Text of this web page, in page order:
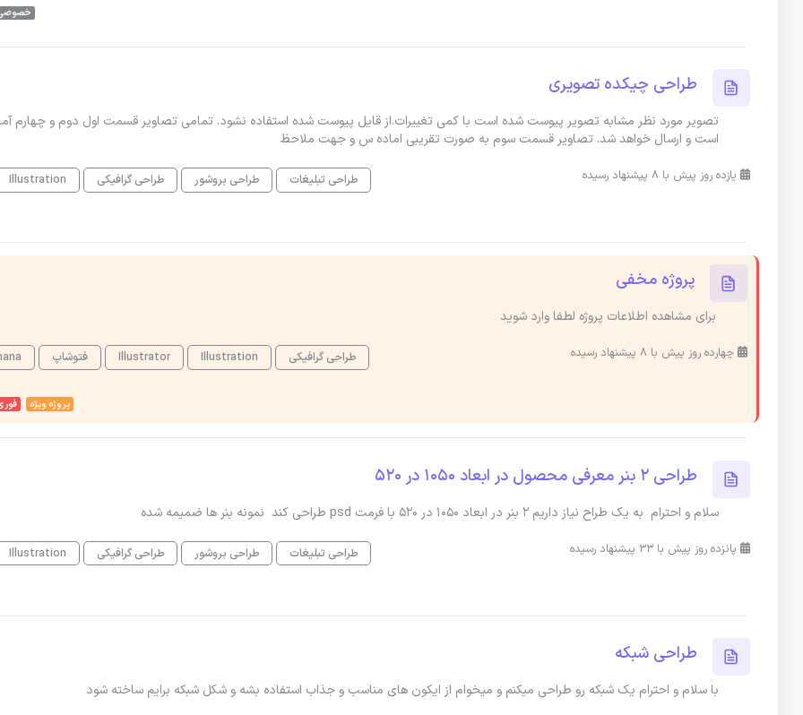
طراحی چیکده تصویری
تصویر مورد نظر مشابه تصویر پیوست شده است با کمی تغییرات.از قایل پیوست شده استفاده نشود. تمامی تصاویر قسمت اول دوم و چهارم
است و ارسال خواهد شد. تصاویر قسمت سوم به صورت تقریبی اماده س و جهت ملاحظ
یازده روز پیش با 8 پیشنهاد رسیده طراحی تبلیغات طراحی بروشور طراحی گرافیکی Illustration
پروژه مخفی
برای مشاهده اطلاعات پروژه لطفا وارد شوید
چهارده روز پیش با 8 پیشنهاد رسیده طراحی گرافیکی Illustration
Illustrator فتوشاپ
پروژه ویژه
طراحی 2 بنر معرفی محصول در ابعاد 1050 در 520
سلام و احترام به یک طراح نیاز داریم 2 بنر در ابعاد 1050 در 520 با فرمت psd طراحی کند نمونه بنر ها ضمیمه شده
پانزده روز پیش با 33 پیشنهاد رسیده طراحی تبلیغات طراحی بروشور طراحی گرافیکی Illustration
طراحی شبکه
با سلام و احترام یک شبکه رو طراحی میکنم و میخوام از ایکون های مناسب و جذاب استفاده بشه و شکل شبکه برایم ساخته شود